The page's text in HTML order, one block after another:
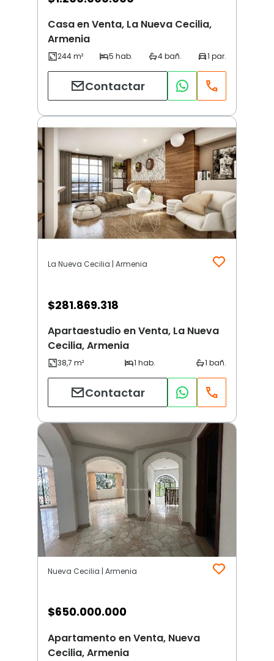
Casa en Venta, La Nueva Cecilia,
Armenia
Contactar
La Nueva Cecilia | Armenia
$281.869.318
Apartaestudio en Venta, La Nueva
Cecilia, Armenia
Contactar
Nueva Cecilia | Armenia
$650.000.000
Apartamento en Venta, Nueva
Cecilia, Armenia